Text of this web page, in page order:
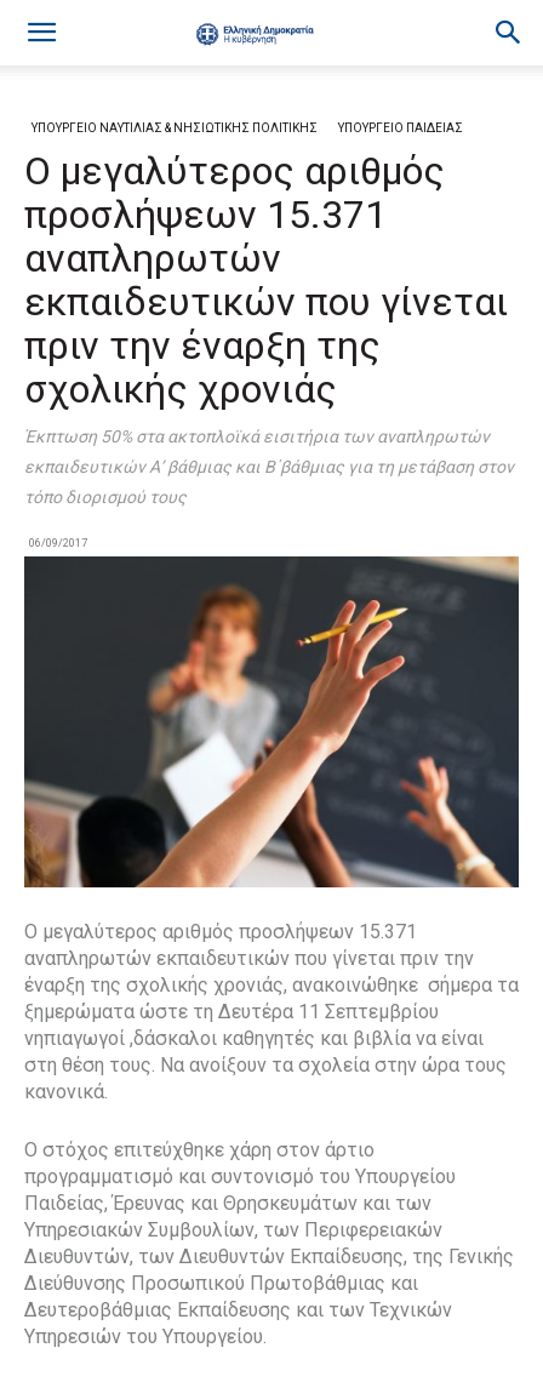
ΥΠΟΥΡΓΕΙΟ ΝΑΥΤΙΛΙΑΣ & ΝΗΣΙΩΤΙΚΗΣ ΠΟΛΙΤΙΚΗΣ ΥΠΟΥΡΓΕΙΟ ΠΑΙΔΕΙΑΣ
Ο μεγαλύτερος αριθμός
προσλήψεων 15.371
αναπληρωτών
εκπαιδευτικών που γίνεται
πριν την έναρξη της
σχολικής χρονιάς
Έκπτωση 50% στα ακτοπλοϊκά εισιτήρια των αναπληρωτών
εκπαιδευτικών Α’ βάθμιας και Β΄βάθμιας για τη μετάβαση στον
τόπο διορισμού τους
06/09/2017
Ο μεγαλύτερος αριθμός προσλήψεων 15.371
αναπληρωτών εκπαιδευτικών που γίνεται πριν την
έναρξη της σχολικής χρονιάς, ανακοινώθηκε σήμερα τα
ξημερώματα ώστε τη Δευτέρα 11 Σεπτεμβρίου
νηπιαγωγοί ,δάσκαλοι καθηγητές και βιβλία να είναι
στη θέση τους. Να ανοίξουν τα σχολεία στην ώρα τους
κανονικά.
Ο στόχος επιτεύχθηκε χάρη στον άρτιο
προγραμματισμό και συντονισμό του Υπουργείου
Παιδείας, Έρευνας και Θρησκευμάτων και των
Υπηρεσιακών Συμβουλίων, των Περιφερειακών
Διευθυντών, των Διευθυντών Εκπαίδευσης, της Γενικής
Διεύθυνσης Προσωπικού Πρωτοβάθμιας και
Δευτεροβάθμιας Εκπαίδευσης και των Τεχνικών
Υπηρεσιών του Υπουργείου.